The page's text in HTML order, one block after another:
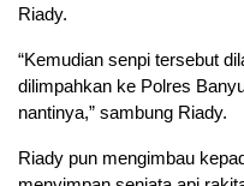
Riady.
“Kemudian senpi tersebut
dilimpahkan ke Polres
nantinya,” sambung Riady.
Riady pun mengimbau